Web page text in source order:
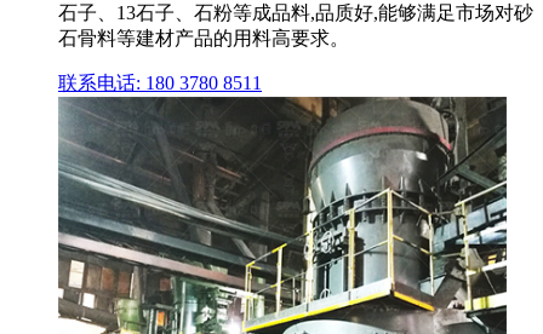
石子、13石子、石粉等成品料,品质好,能够满足市场对砂
石骨料等建材产品的用料高要求。
联系电话: 180 3780 8511